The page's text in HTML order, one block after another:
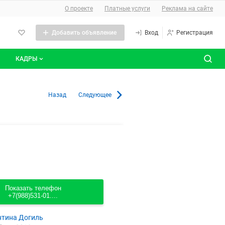
О сайте
О проекте Платные услуги Реклама на сайте
Добавить объявление Вход Регистрация
КАДРЫ
Назад Следующее
Показать телефон
+7(988)531-01....
Догиль